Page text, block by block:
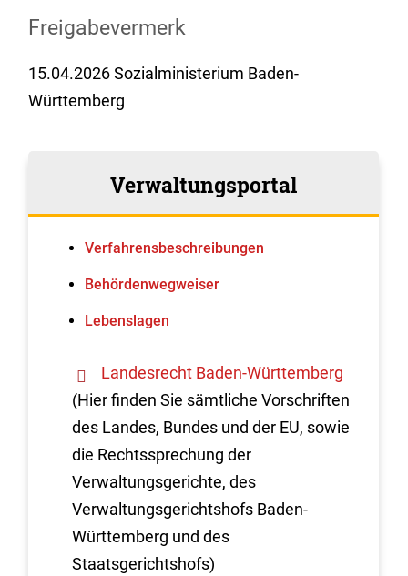
Freigabevermerk
15.04.2026 Sozialministerium Baden-
Württemberg
Verwaltungsportal
Verfahrens­beschreibungen
Behördenwegweiser
Lebenslagen
Landesrecht Baden-Württemberg
(Hier finden Sie sämtliche Vorschriften
des Landes, Bundes und der EU, sowie
die Rechtssprechung der
Verwaltungsgerichte, des
Verwaltungsgerichtshofs Baden-
Württemberg und des
Staatsgerichtshofs)